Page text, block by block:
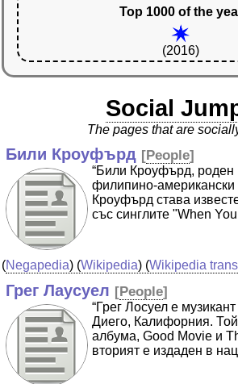
Top 1000 of the
(2016)
Social
The pages that are
Били Кроуфърд [People]
“Били Кроуфърд, роден
филипино-американски
Кроуфърд става
със синглите "When
(Negapedia) (Wikipedia) (Wikipedia
Грег Лаусуел [People]
“Грег Лосуел е
Диего, Калифорния.
албума, Good Movie и
вторият е издаден в